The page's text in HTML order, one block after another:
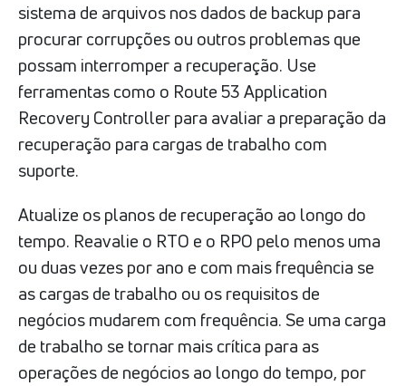
sistema de arquivos nos dados de backup para
procurar corrupções ou outros problemas que
possam interromper a recuperação. Use
ferramentas como o Route 53 Application
Recovery Controller para avaliar a preparação da
recuperação para cargas de trabalho com
suporte.
Atualize os planos de recuperação ao longo do
tempo. Reavalie o RTO e o RPO pelo menos uma
ou duas vezes por ano e com mais frequência se
as cargas de trabalho ou os requisitos de
negócios mudarem com frequência. Se uma carga
de trabalho se tornar mais crítica para as
operações de negócios ao longo do tempo, por